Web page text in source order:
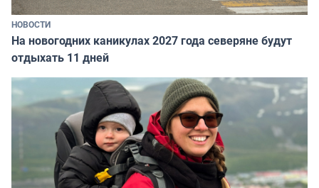
НОВОСТИ
На новогодних каникулах 2027 года северяне будут
отдыхать 11 дней